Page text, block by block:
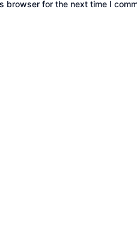
browser for the next time I